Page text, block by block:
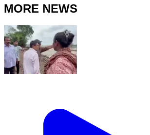
MORE NEWS